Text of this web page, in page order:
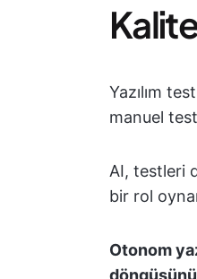
Yazılım
manuel
AI, testleri
bir rol
Otonom